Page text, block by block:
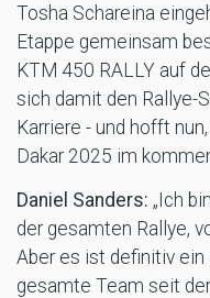
Tosha Schareina
Etappe gemeinsam
KTM 450 RALLY auf
sich damit den Rallye-
Karriere - und hofft
Dakar 2025 im
Daniel Sanders: „Ich
der gesamten Rallye,
Aber es ist definitiv ein
gesamte Team seit